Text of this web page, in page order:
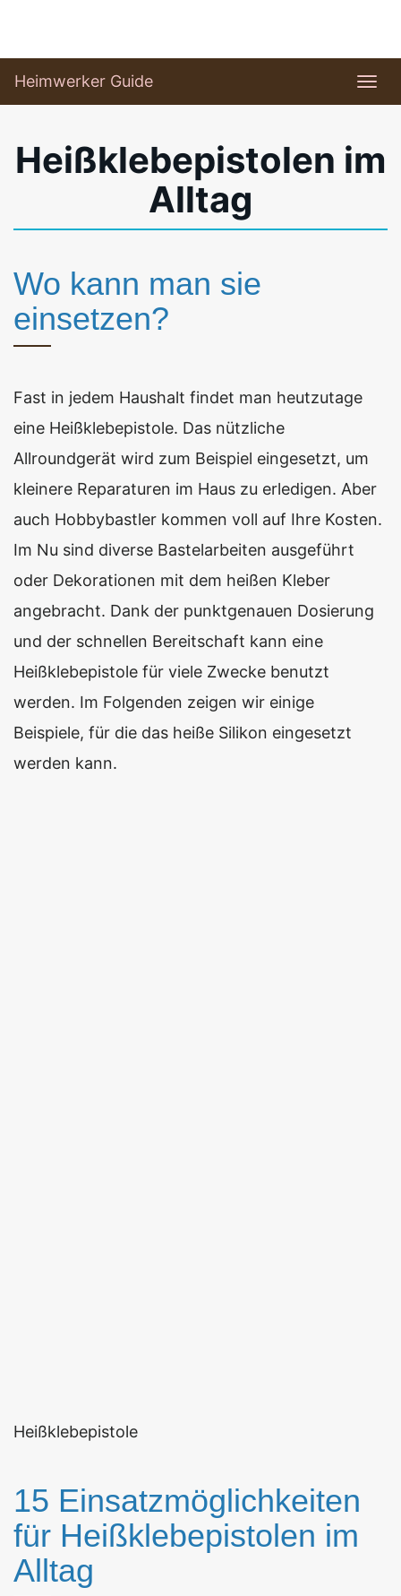
main
content
Heimwerker Guide
Heißklebepistolen im
Alltag
Wo kann man sie
einsetzen?
Fast in jedem Haushalt findet man heutzutage
eine Heißklebepistole. Das nützliche
Allroundgerät wird zum Beispiel eingesetzt, um
kleinere Reparaturen im Haus zu erledigen. Aber
auch Hobbybastler kommen voll auf Ihre Kosten.
Im Nu sind diverse Bastelarbeiten ausgeführt
oder Dekorationen mit dem heißen Kleber
angebracht. Dank der punktgenauen Dosierung
und der schnellen Bereitschaft kann eine
Heißklebepistole für viele Zwecke benutzt
werden. Im Folgenden zeigen wir einige
Beispiele, für die das heiße Silikon eingesetzt
werden kann.
Heißklebepistole
15 Einsatzmöglichkeiten
für Heißklebepistolen im
Alltag